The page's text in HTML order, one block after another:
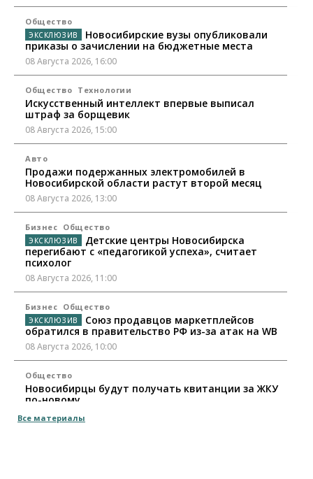
Общество
Новосибирские вузы опубликовали
приказы о зачислении на бюджетные места
08 Августа 2026, 16:00
Общество Технологии
Искусственный интеллект впервые выписал
штраф за борщевик
08 Августа 2026, 15:00
Авто
Продажи подержанных электромобилей в
Новосибирской области растут второй месяц
08 Августа 2026, 13:00
Бизнес Общество
Детские центры Новосибирска
перегибают с «педагогикой успеха», считает
психолог
08 Августа 2026, 11:00
Бизнес Общество
Союз продавцов маркетплейсов
обратился в правительство РФ из-за атак на WB
08 Августа 2026, 10:00
Общество
Новосибирцы будут получать квитанции за ЖКУ
по-новому
08 Августа 2026, 09:00
Все материалы